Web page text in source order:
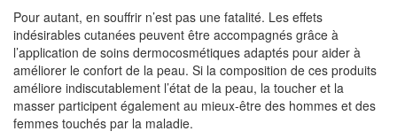
Pour autant, en souffrir n’est pas une fatalité. Les effets
indésirables cutanées peuvent être accompagnés grâce à
l’application de soins dermocosmétiques adaptés pour aider à
améliorer le confort de la peau. Si la composition de ces produits
améliore indiscutablement l’état de la peau, la toucher et la
masser participent également au mieux-être des hommes et des
femmes touchés par la maladie.